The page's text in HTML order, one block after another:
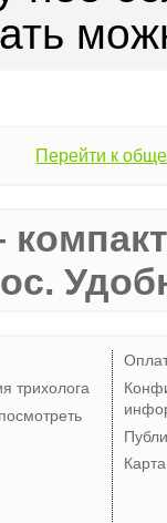
Перейти к
трихолога